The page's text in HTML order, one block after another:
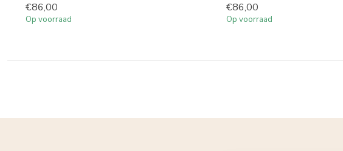
€86,00
Op voorraad
€86,00
Op voorraad